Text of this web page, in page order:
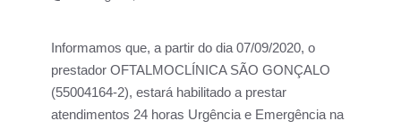
Informamos que, a partir do dia07/09/2020, o
prestador OFTALMOCLÍNICA SÃO GONÇALO
(55004164-2), estará habilitado a prestar
atendimentos 24 horas Urgência e Emergência na